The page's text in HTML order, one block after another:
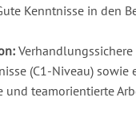
Kenntnisse in den
Verhandlungssichere
(C1-Niveau) sowie
und teamorientierte